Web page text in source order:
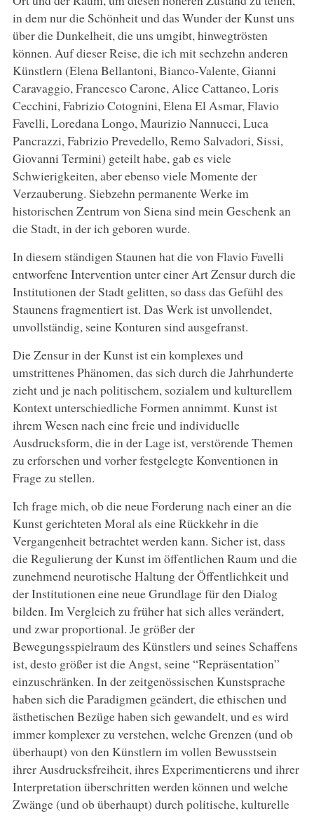
in dem nur die Schönheit und das Wunder der Kunst uns
über die Dunkelheit, die uns umgibt, hinwegtrösten
können. Auf dieser Reise, die ich mit sechzehn anderen
Künstlern (Elena Bellantoni, Bianco-Valente, Gianni
Caravaggio, Francesco Carone, Alice Cattaneo, Loris
Cecchini, Fabrizio Cotognini, Elena El Asmar, Flavio
Favelli, Loredana Longo, Maurizio Nannucci, Luca
Pancrazzi, Fabrizio Prevedello, Remo Salvadori, Sissi,
Giovanni Termini) geteilt habe, gab es viele
Schwierigkeiten, aber ebenso viele Momente der
Verzauberung. Siebzehn permanente Werke im
historischen Zentrum von Siena sind mein Geschenk an
die Stadt, in der ich geboren wurde.
In diesem ständigen Staunen hat die von Flavio Favelli
entworfene Intervention unter einer Art Zensur durch die
Institutionen der Stadt gelitten, so dass das Gefühl des
Staunens fragmentiert ist. Das Werk ist unvollendet,
unvollständig, seine Konturen sind ausgefranst.
Die Zensur in der Kunst ist ein komplexes und
umstrittenes Phänomen, das sich durch die Jahrhunderte
zieht und je nach politischem, sozialem und kulturellem
Kontext unterschiedliche Formen annimmt. Kunst ist
ihrem Wesen nach eine freie und individuelle
Ausdrucksform, die in der Lage ist, verstörende Themen
zu erforschen und vorher festgelegte Konventionen in
Frage zu stellen.
Ich frage mich, ob die neue Forderung nach einer an die
Kunst gerichteten Moral als eine Rückkehr in die
Vergangenheit betrachtet werden kann. Sicher ist, dass
die Regulierung der Kunst im öffentlichen Raum und die
zunehmend neurotische Haltung der Öffentlichkeit und
der Institutionen eine neue Grundlage für den Dialog
bilden. Im Vergleich zu früher hat sich alles verändert,
und zwar proportional. Je größer der
Bewegungsspielraum des Künstlers und seines Schaffens
ist, desto größer ist die Angst, seine “Repräsentation”
einzuschränken. In der zeitgenössischen Kunstsprache
haben sich die Paradigmen geändert, die ethischen und
ästhetischen Bezüge haben sich gewandelt, und es wird
immer komplexer zu verstehen, welche Grenzen (und ob
überhaupt) von den Künstlern im vollen Bewusstsein
ihrer Ausdrucksfreiheit, ihres Experimentierens und ihrer
Interpretation überschritten werden können und welche
Zwänge (und ob überhaupt) durch politische, kulturelle